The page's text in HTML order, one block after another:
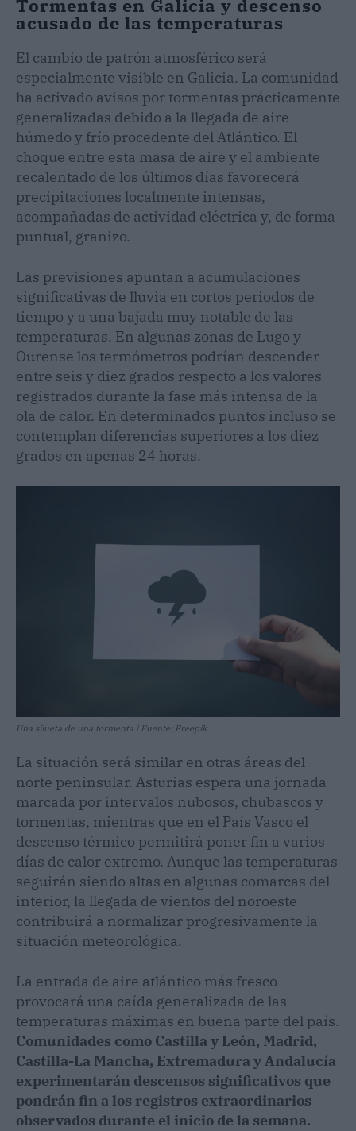
Tormentas en Galicia y descenso
acusado de las temperaturas
El cambio de patrón atmosférico será
especialmente visible en Galicia. La comunidad
ha activado avisos por tormentas prácticamente
generalizadas debido a la llegada de aire
húmedo y frío procedente del Atlántico. El
choque entre esta masa de aire y el ambiente
recalentado de los últimos días favorecerá
precipitaciones localmente intensas,
acompañadas de actividad eléctrica y, de forma
puntual, granizo.
Las previsiones apuntan a acumulaciones
significativas de lluvia en cortos periodos de
tiempo y a una bajada muy notable de las
temperaturas. En algunas zonas de Lugo y
Ourense los termómetros podrían descender
entre seis y diez grados respecto a los valores
registrados durante la fase más intensa de la
ola de calor. En determinados puntos incluso se
contemplan diferencias superiores a los diez
grados en apenas 24 horas.
Una silueta de una tormenta | Fuente: Freepik
La situación será similar en otras áreas del
norte peninsular. Asturias espera una jornada
marcada por intervalos nubosos, chubascos y
tormentas, mientras que en el País Vasco el
descenso térmico permitirá poner fin a varios
días de calor extremo. Aunque las temperaturas
seguirán siendo altas en algunas comarcas del
interior, la llegada de vientos del noroeste
contribuirá a normalizar progresivamente la
situación meteorológica.
La entrada de aire atlántico más fresco
provocará una caída generalizada de las
temperaturas máximas en buena parte del país.
Comunidades como Castilla y León, Madrid,
Castilla-La Mancha, Extremadura y Andalucía
experimentarán descensos significativos que
pondrán fin a los registros extraordinarios
observados durante el inicio de la semana.